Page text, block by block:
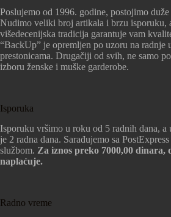
Poslujemo od 1996. godine, postojimo
Nudimo veliki broj artikala i brzu isporuku,
višedecenijska tradicija garantuje vam
“BackUp” je opremljen po uzoru na radnje
prestonicama. Drugačiji od svih, ne samo
izboru ženske i muške garderobe.
Isporuka
Isporuku vršimo u roku od 5 radnih dana, a
je 2 radna dana. Sarađujemo sa
službom. Za iznos preko 7000,00 dinara,
naplaćuje.
Radno vreme